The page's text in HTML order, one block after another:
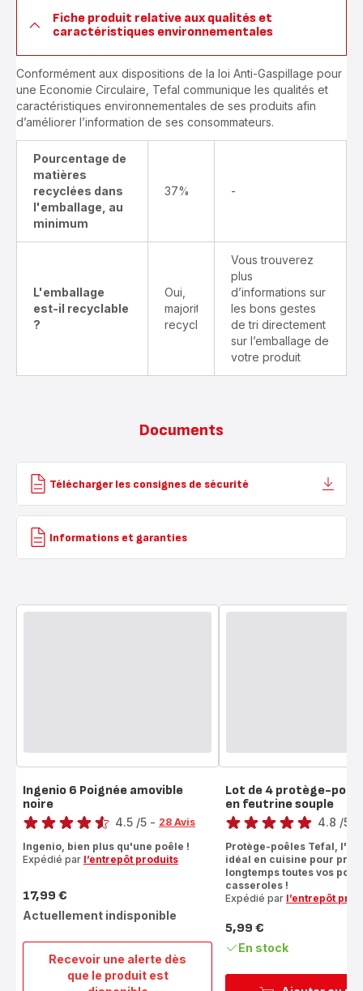
Fiche produit relative aux qualités et
caractéristiques environnementales
Conformément aux dispositions de la loi Anti-Gaspillage pour
une Economie Circulaire, Tefal communique les qualités et
caractéristiques environnementales de ses produits afin
d’améliorer l’information de ses consommateurs.
Pourcentage de
matières
recyclées dans
l'emballage, au
minimum
37% -
L'emballage
est-il recyclable
?
Oui,
majoritairement
recyclable
Vous trouverez
plus
d’informations sur
les bons gestes
de tri directement
sur l’emballage de
votre produit
Documents
Télécharger les consignes de sécurité
Informations et garanties
Recevoir une alerte dès
que le produit est
Ingenio
Ingenio 6 Poignée amovible
noire
Note
4.5 /5 - 28 Avis
Ingenio, bien plus qu'une poêle !
Expédié par l’entrepôt produits
Prix
17,99 €
Actuellement indisponible
Lot de 4 protège-
en feutrine souple
Note
4.8 /5
Protège-poêles Tefal,
idéal en cuisine pour
longtemps toutes vos
casseroles !
Expédié par l’entrepôt
Prix
5,99 €
En stock